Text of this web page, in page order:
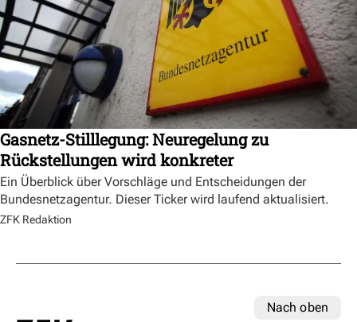
Gasnetz-Stilllegung: Neuregelung zu
Rückstellungen wird konkreter
Ein Überblick über Vorschläge und Entscheidungen der
Bundesnetzagentur. Dieser Ticker wird laufend aktualisiert.
ZFK Redaktion
Nach oben